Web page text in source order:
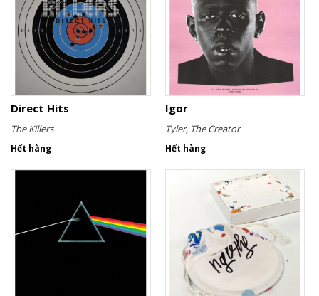
Direct Hits
The Killers
Hết hàng
Igor
Tyler, The Creator
Hết hàng